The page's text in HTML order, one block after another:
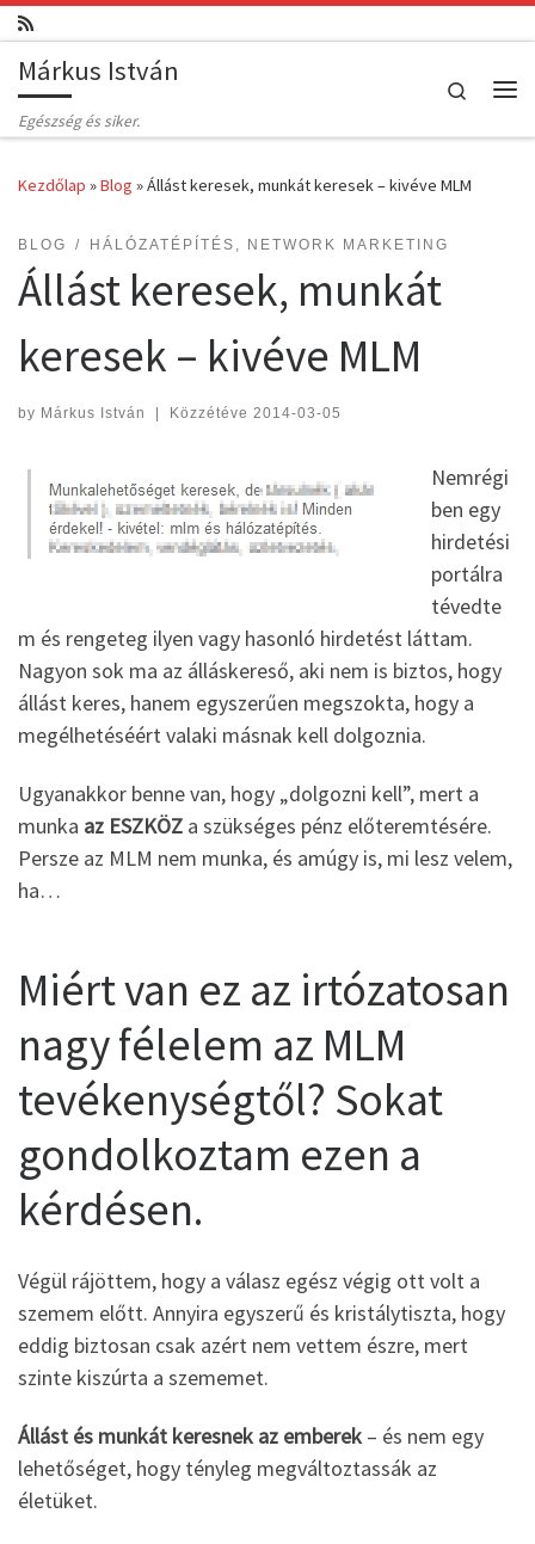
Skip to content
Márkus István
Egészség és siker.
Search
Kezdőlap »Blog »Állást keresek, munkát keresek – kivéve MLM
BLOG HÁLÓZATÉPÍTÉS, NETWORK MARKETING
Állást keresek, munkát
keresek – kivéve MLM
by Márkus István Közzétéve 2014-03-05
Nemrégi
ben egy
hirdetési
portálra
tévedte
m és rengeteg ilyen vagy hasonló hirdetést láttam.
Nagyon sok ma az álláskereső, aki nem is biztos, hogy
állást keres, hanem egyszerűen megszokta, hogy a
megélhetéséért valaki másnak kell dolgoznia.
Ugyanakkor benne van, hogy „dolgozni kell”, mert a
munka az ESZKÖZ a szükséges pénz előteremtésére.
Persze az MLM nem munka, és amúgy is, mi lesz velem,
ha…
Miért van ez az irtózatosan
nagy félelem az MLM
tevékenységtől? Sokat
gondolkoztam ezen a
kérdésen.
Végül rájöttem, hogy a válasz egész végig ott volt a
szemem előtt. Annyira egyszerű és kristálytiszta, hogy
eddig biztosan csak azért nem vettem észre, mert
szinte kiszúrta a szememet.
Állást és munkát keresnek az emberek – és nem egy
lehetőséget, hogy tényleg megváltoztassák az
életüket.